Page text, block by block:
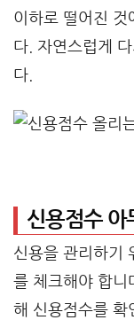
이하로 떨어진 것
다. 자연스럽게
다.
신용점수 아
신용을 관리하기
를 체크해야 합니
해 신용점수를 확